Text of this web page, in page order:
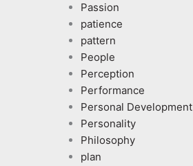
Passion
patience
pattern
People
Perception
Performance
Personal Development
Personality
Philosophy
plan